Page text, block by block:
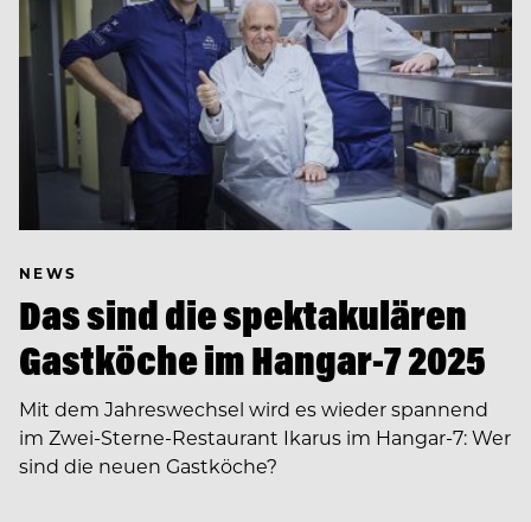
NEWS
Das sind die spektakulären
Gastköche im Hangar-7 2025
Mit dem Jahreswechsel wird es wieder spannend
im Zwei-Sterne-Restaurant Ikarus im Hangar-7: Wer
sind die neuen Gastköche?